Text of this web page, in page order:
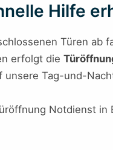
Hilfe
Türen ab
erfolgt die
unsere Tag-und-
Notdienst in